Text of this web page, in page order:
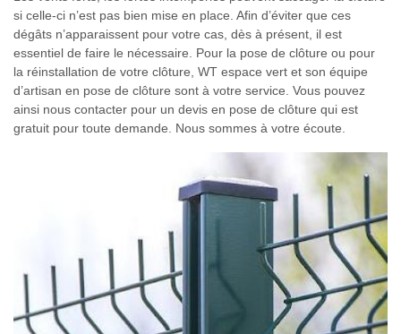
si celle-ci n’est pas bien mise en place. Afin d’éviter que ces
dégâts n’apparaissent pour votre cas, dès à présent, il est
essentiel de faire le nécessaire. Pour la pose de clôture ou pour
la réinstallation de votre clôture, WT espace vert et son équipe
d’artisan en pose de clôture sont à votre service. Vous pouvez
ainsi nous contacter pour un devis en pose de clôture qui est
gratuit pour toute demande. Nous sommes à votre écoute.